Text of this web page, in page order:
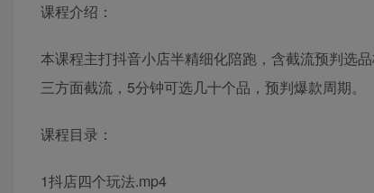
课程介绍：
本课程主打抖音小店半精细化陪跑，含截流预判选
三方面截流，5分钟可选几十个品，预判爆款周期。
课程目录：
1抖店四个玩法.mp4